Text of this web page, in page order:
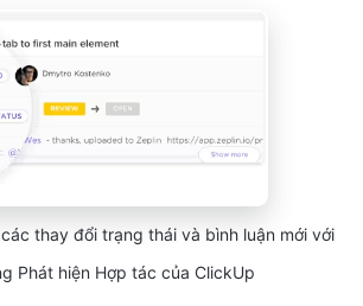
thay đổi trạng thái và bình luận mới với
Phát hiện Hợp tác của ClickUp